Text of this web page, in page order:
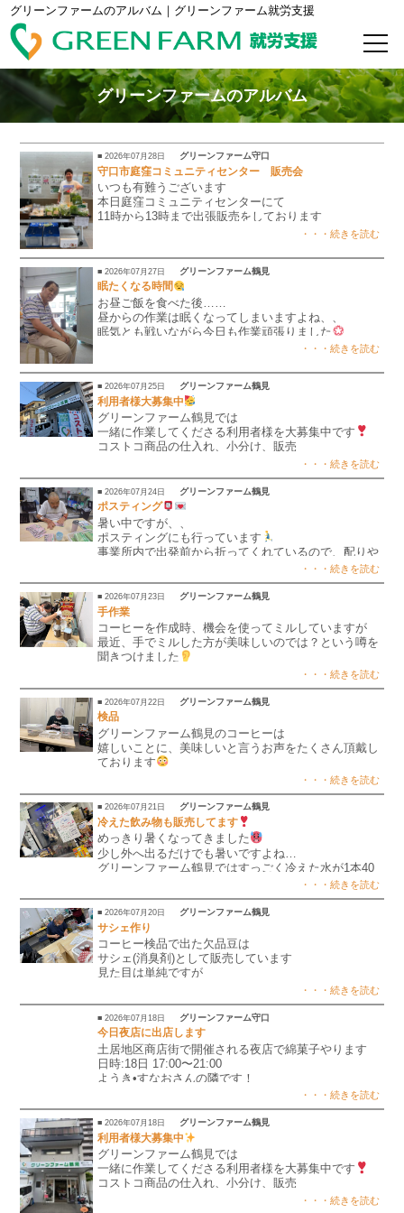
グリーンファームのアルバム｜グリーンファーム就労支援
グリーンファームのアルバム
■ 2026年07月28日 グリーンファーム守口
守口市庭窪コミュニティセンター 販売会
いつも有難うございます
本日庭窪コミュニティセンターにて
11時から13時まで出張販売をしております
心を込めて育てました新鮮野菜です
ミックスリーフ 150円
花レタス 200円
バジル 100円
ドリップコーヒー 100円
ニンニクスプラウト 300円
・・・続きを読む
■ 2026年07月27日 グリーンファーム鶴見
眠たくなる時間
お昼ご飯を食べた後……
昼からの作業は眠くなってしまいますよね、、
眠気とも戦いながら今日も作業頑張りました
・・・続きを読む
■ 2026年07月25日 グリーンファーム鶴見
利用者様大募集中
グリーンファーム鶴見では
一緒に作業してくださる利用者様を大募集中です
コストコ商品の仕入れ、小分け、販売
たくさん作業があります
一緒に作業しませんか？
見学、体験いつでも大歓迎です
見学時、体験時の送迎も可能ですので、お気軽にお問
い合わせください
・・・続きを読む
■ 2026年07月24日 グリーンファーム鶴見
ポスティング
暑い中ですが、、
ポスティングにも行っています
事業所内で出発前から折ってくれているので、配りや
熱中症に気をつけながら頑張りたいと思います
・・・続きを読む
■ 2026年07月23日 グリーンファーム鶴見
手作業
コーヒーを作成時、機会を使ってミルしていますが
最近、手でミルした方が美味しいのでは？という噂を
聞きつけました
・・・続きを読む
■ 2026年07月22日 グリーンファーム鶴見
検品
グリーンファーム鶴見のコーヒーは
嬉しいことに、美味しいと言うお声をたくさん頂戴し
ております
グリーンファーム鶴見では生豆の状態から検品、焙煎
後もしっかり検品しています！
良い豆だけを使用したコーヒーをぜひ買いに来てくだ
さいね
・・・続きを読む
■ 2026年07月21日 グリーンファーム鶴見
冷えた飲み物も販売してます
めっきり暑くなってきました
少し外へ出るだけでも暑いですよね…
グリーンファーム鶴見ではすっごく冷えた水が1本40
炭酸水や麦茶、ジュース等もたくさん販売しています
ので、ぜひお立ち寄りください
・・・続きを読む
■ 2026年07月20日 グリーンファーム鶴見
サシェ作り
コーヒー検品で出た欠品豆は
サシェ(消臭剤)として販売しています
見た目は単純ですが
説明が書かれた小さな紙を切ったり、小さな袋に豆を
入れたりと手間がかかってます
ぜひ皆様購入お願いします
・・・続きを読む
■ 2026年07月18日 グリーンファーム守口
今日夜店に出店します
土居地区商店街で開催される夜店で綿菓子やります
日時:18日 17:00〜21:00
ようき•すなおさんの隣です！
・・・続きを読む
■ 2026年07月18日 グリーンファーム鶴見
利用者様大募集中
グリーンファーム鶴見では
一緒に作業してくださる利用者様を大募集中です
コストコ商品の仕入れ、小分け、販売
・・・続きを読む